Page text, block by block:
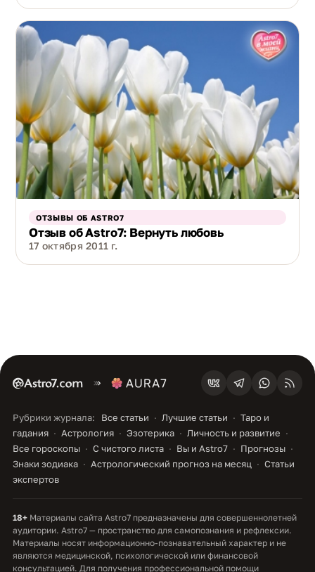
ОТЗЫВЫ ОБ ASTRO7
Отзыв об Astro7: Вернуть любовь
17 октября 2011 г.
Рубрики журнала: Все статьи Лучшие статьи
Таро и
гадания
Астрология Эзотерика
Личность и развитие
Все гороскопы
С чистого листа Вы и Astro7
Прогнозы
Знаки зодиака
Астрологический прогноз на месяц
Статьи
экспертов
18+ Материалы сайта Astro7 предназначены для совершеннолетней
аудитории. Astro7 — пространство для самопознания и рефлексии.
Материалы носят информационно-познавательный характер и не
являются медицинской, психологической или финансовой
консультацией. Для получения профессиональной помощи